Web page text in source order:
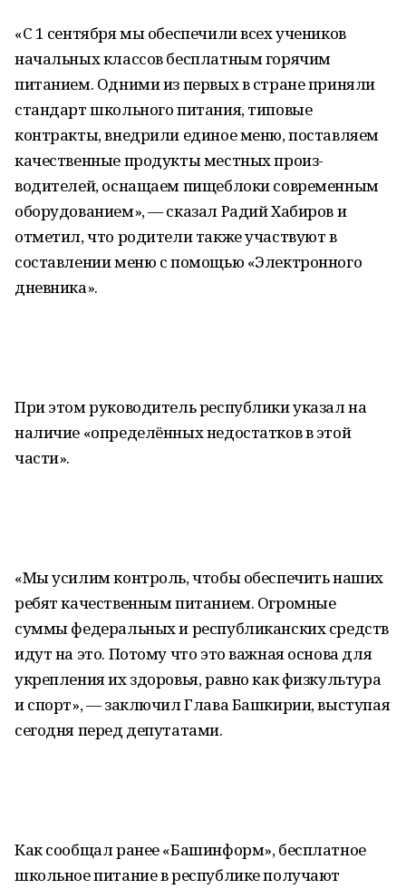
«С 1 сентября мы обеспечили всех учеников
начальных классов бесплатным горячим
питанием. Одними из первых в стране приняли
стандарт школьного питания, типовые
контракты, внедрили единое меню, поставляем
качественные продукты местных произ­
водителей, оснащаем пищеблоки современным
обору­дованием», — сказал Радий Хабиров и
отметил, что родители также участвуют в
составлении меню с помощью «Электронного
дневника».
При этом руководитель республики указал на
наличие «определённых недостатков в этой
части».
«Мы усилим контроль, чтобы обеспечить наших
ребят качественным питанием. Огромные
суммы федеральных и республиканских средств
идут на это. Потому что это важная основа для
укрепления их здоровья, равно как физкультура
и спорт», — заключил Глава Башкирии, выступая
сегодня перед депутатами.
Как сообщал ранее «Башинформ», бесплатное
школьное питание в республике получают